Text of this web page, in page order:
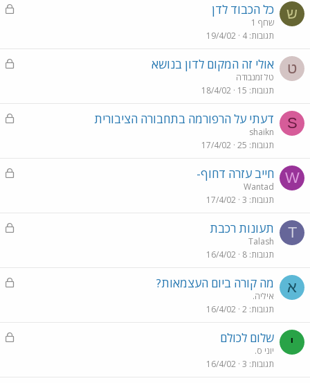
ש
נ
כל הכבוד לדן
שחף 1
תגובות 4
19/4/02
ט
נ
אולי זה המקום לדון בנושא
טל זמנבודה
תגובות 15
18/4/02
S
נ
דעתי על הרפורמה בתחבורה הציבורית
shaikn
תגובות 25
17/4/02
W
נ
חייב עזרה דחוף-
Wantad
תגובות 3
17/4/02
T
נ
תעונות רכבת
Talash
תגובות 8
16/4/02
א
נ
מה קורה ביום העצמאות?
איליה.
תגובות 2
16/4/02
י
נ
שלום לכולם
יוני ס.
תגובות 3
16/4/02